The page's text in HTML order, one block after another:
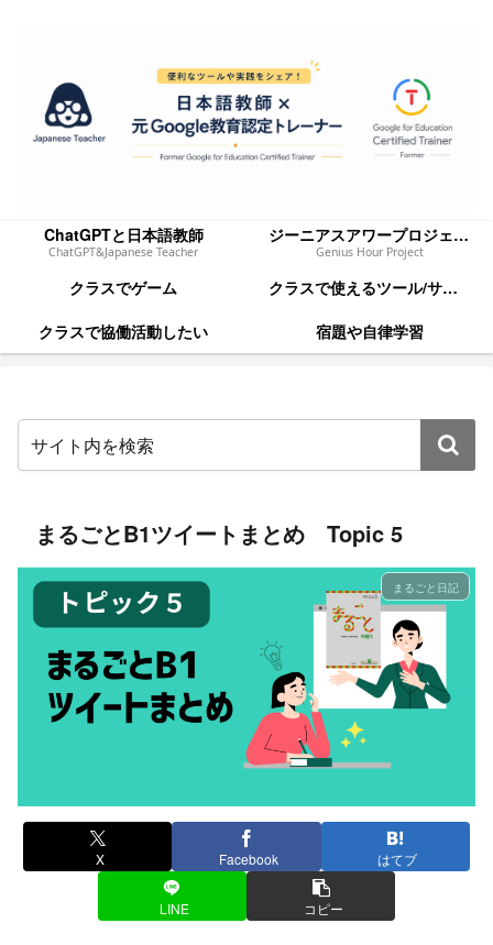
ChatGPTと日本語教師
ChatGPT&Japanese Teacher
ジーニアスアワープロジェクト
Genius Hour Project
クラスでゲーム
クラスで使えるツール/サイト
クラスで協働活動したい
宿題や自律学習
まるごとB1ツイートまとめ Topic 5
まるごと日記
X Facebook はてブ
LINE コピー